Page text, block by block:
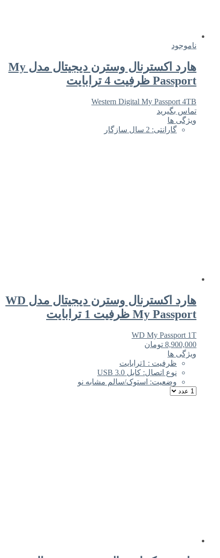
ناموجود
هارد اکسترنال وسترن دیجیتال مدل My
Passport ظرفیت 4 ترابایت
Western Digital My Passport 4TB
تماس بگیرید
ویژگی ها
گارانتی: 2 سال سازگار
هارد اکسترنال وسترن دیجیتال مدل WD
My Passport ظرفیت 1 ترابایت
WD My Passport 1T
8,900,000 تومان
ویژگی ها
ظرفیت : 1ترابایت
نوع اتصال: کابل USB 3.0
وضعیت: استوک/سالم مشابه نو